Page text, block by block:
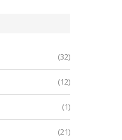
(32)
(12)
(1)
(21)